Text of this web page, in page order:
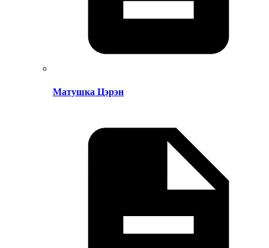
Матушка Цэрэн